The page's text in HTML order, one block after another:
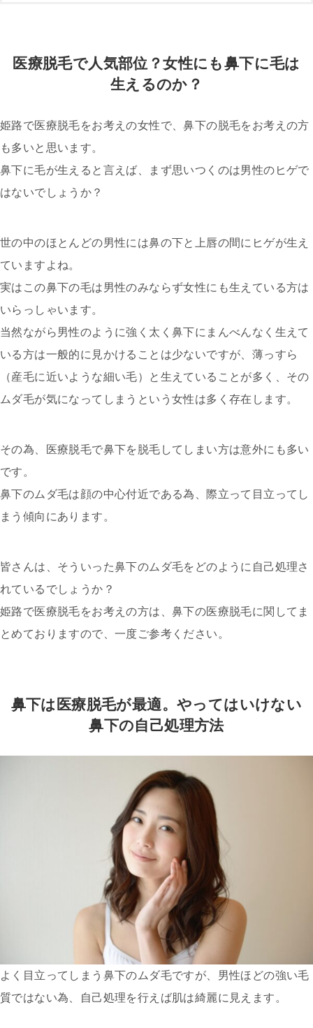
医療脱毛で人気部位？女性にも鼻下に毛は
生えるのか？
姫路で医療脱毛をお考えの女性で、鼻下の脱毛をお考えの方
も多いと思います。
鼻下に毛が生えると言えば、まず思いつくのは男性のヒゲで
はないでしょうか？
世の中のほとんどの男性には鼻の下と上唇の間にヒゲが生え
ていますよね。
実はこの鼻下の毛は男性のみならず女性にも生えている方は
いらっしゃいます。
当然ながら男性のように強く太く鼻下にまんべんなく生えて
いる方は一般的に見かけることは少ないですが、薄っすら
（産毛に近いような細い毛）と生えていることが多く、その
ムダ毛が気になってしまうという女性は多く存在します。
その為、医療脱毛で鼻下を脱毛してしまい方は意外にも多い
です。
鼻下のムダ毛は顔の中心付近である為、際立って目立ってし
まう傾向にあります。
皆さんは、そういった鼻下のムダ毛をどのように自己処理さ
れているでしょうか？
姫路で医療脱毛をお考えの方は、鼻下の医療脱毛に関してま
とめておりますので、一度ご参考ください。
鼻下は医療脱毛が最適。やってはいけない
鼻下の自己処理方法
よく目立ってしまう鼻下のムダ毛ですが、男性ほどの強い毛
質ではない為、自己処理を行えば肌は綺麗に見えます。